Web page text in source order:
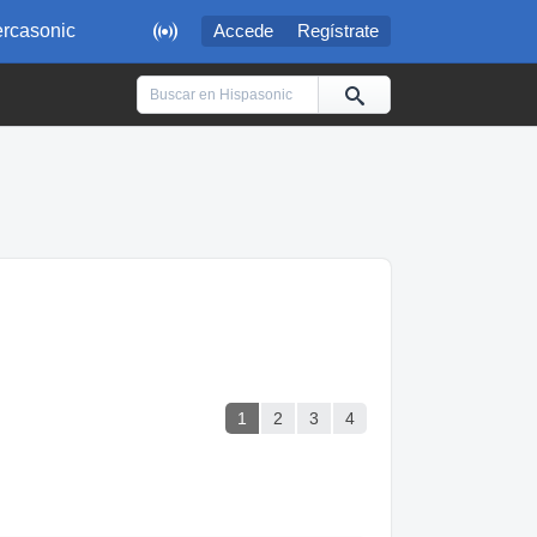
 Accede Regístrate
1 2 3 4